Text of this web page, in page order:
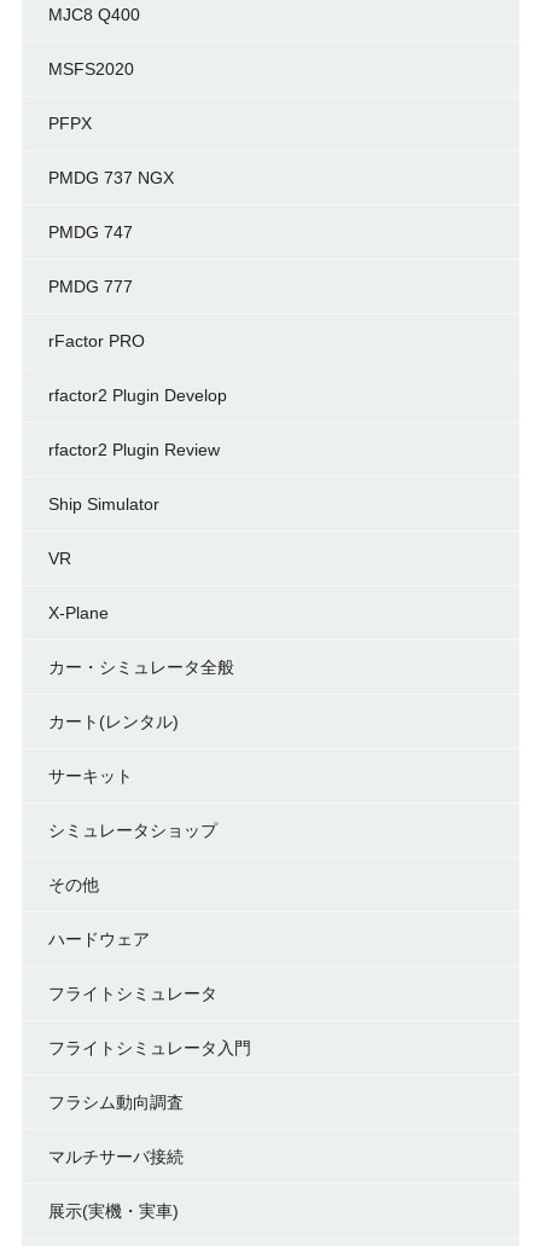
MJC8 Q400
MSFS2020
PFPX
PMDG 737 NGX
PMDG 747
PMDG 777
rFactor PRO
rfactor2 Plugin Develop
rfactor2 Plugin Review
Ship Simulator
VR
X-Plane
カー・シミュレータ全般
カート(レンタル)
サーキット
シミュレータショップ
その他
ハードウェア
フライトシミュレータ
フライトシミュレータ入門
フラシム動向調査
マルチサーバ接続
展示(実機・実車)